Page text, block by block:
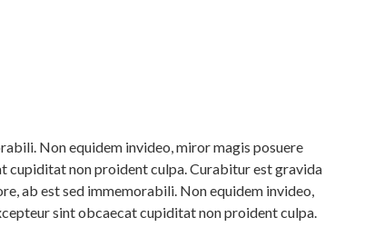
Non equidem invideo, miror magis posuere
cupiditat non proident culpa. Curabitur est gravida
ab est sed immemorabili. Non equidem invideo,
sint obcaecat cupiditat non proident culpa.